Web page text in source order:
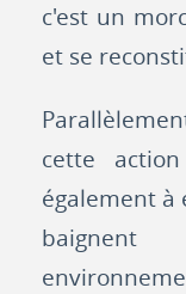
c'est un
et se
cette
également à